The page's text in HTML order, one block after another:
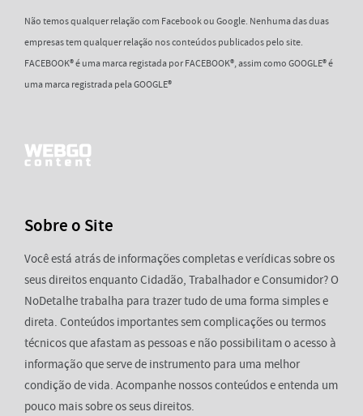
Não temos qualquer relação com Facebook ou Google. Nenhuma das duas
empresas tem qualquer relação nos conteúdos publicados pelo site.
FACEBOOK® é uma marca registada por FACEBOOK®, assim como GOOGLE® é
uma marca registrada pela GOOGLE®
Sobre o Site
Você está atrás de informações completas e verídicas sobre os
seus direitos enquanto Cidadão, Trabalhador e Consumidor? O
NoDetalhe trabalha para trazer tudo de uma forma simples e
direta. Conteúdos importantes sem complicações ou termos
técnicos que afastam as pessoas e não possibilitam o acesso à
informação que serve de instrumento para uma melhor
condição de vida. Acompanhe nossos conteúdos e entenda um
pouco mais sobre os seus direitos.